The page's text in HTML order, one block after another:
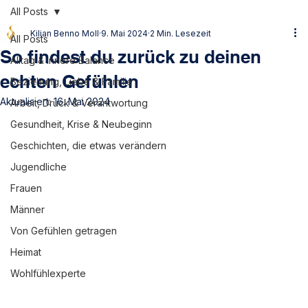
All Posts
Alltag & innere Balance
Beziehung, Liebe & Familie
Arbeit, Druck & Verantwortung
Gesundheit, Krise & Neubeginn
Geschichten, die etwas verändern
Jugendliche
Frauen
Männer
Von Gefühlen getragen
Heimat
Wohlfühlexperte
All Posts
So findest du zurück zu deinen
echten Gefühlen
Kilian Benno Moll 9. Mai 2024 2 Min. Lesezeit
Aktualisiert:16. Mai 2024